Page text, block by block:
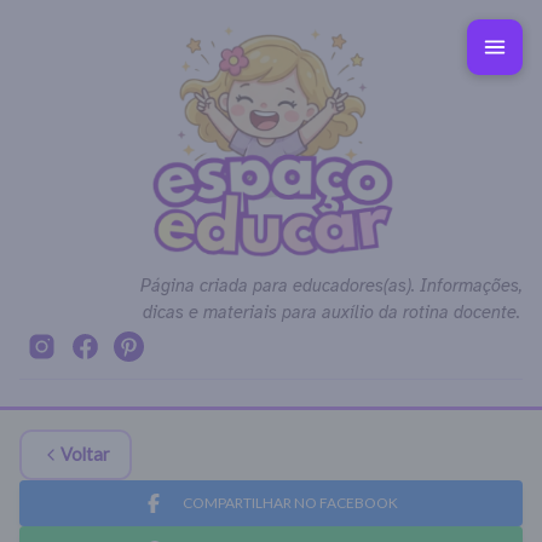
Página criada para educadores(as). Informações,
dicas e materiais para auxílio da rotina docente.
Voltar
COMPARTILHAR NO FACEBOOK